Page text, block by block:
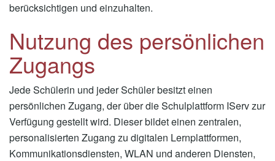
berücksichtigen und einzuhalten.
Nutzung des persönlichen
Zugangs
Jede Schülerin und jeder Schüler besitzt einen
persönlichen Zugang, der über die Schulplattform IServ zur
Verfügung gestellt wird. Dieser bildet einen zentralen,
personalisierten Zugang zu digitalen Lernplattformen,
Kommunikationsdiensten, WLAN und anderen Diensten,